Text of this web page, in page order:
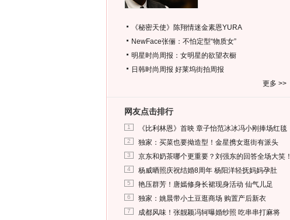
《秘密天使》陈翔情迷金素恩YURA
NewFace张俪：不怕定型“物质女”
明星时尚周报：女明星的欲望衣橱
日韩时尚周报 好莱坞街拍周报
更多 >>
网友点击排行
1 《比利林恩》首映 章子怡范冰冰冯小刚捧场红毯
2 独家：买菜也要拗造型！金星携女逛街有派头
3 京东和奶茶哪个更重要？刘强东的回答全场大笑！
4 杨威晒照庆祝结婚8周年 杨阳洋轻抚妈妈孕肚
5 艳压群芳！唐嫣修身长裙现身活动 仙气儿足
6 独家：姚晨带小土豆逛商场 购置产后新衣
7 成都风味！张靓颖冯轲曝婚纱照 吃串串打麻将